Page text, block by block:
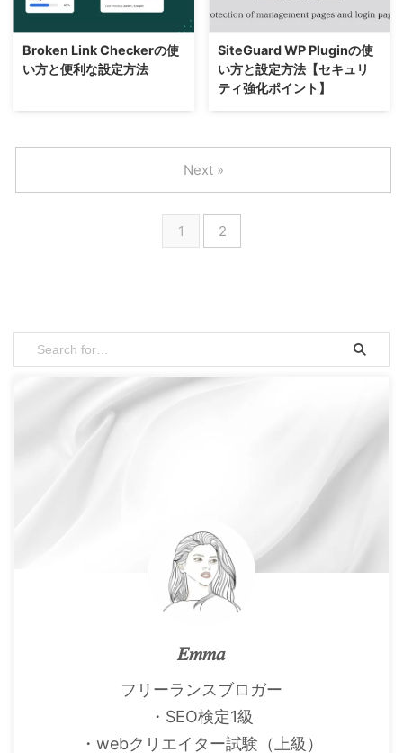
Broken Link Checkerの使
い方と便利な設定方法
SiteGuard WP Pluginの使
い方と設定方法【セキュリ
ティ強化ポイント】
1 2
Next »
𝐸𝑚𝑚𝑎
フリーランスブロガー
・SEO検定1級
・webクリエイター試験（上級）